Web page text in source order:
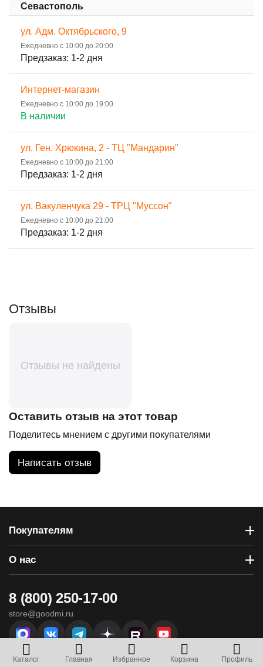
Севастополь
ул. Адм. Октябрьского, 9
Ежедневно с 10:00 до 20:00
Предзаказ: 1-2 дня
Интернет-магазин
Ежедневно с 10:00 до 19:00
В наличии
ул. Ген. Хрюкина, 2 - ТЦ "Мандарин"
Ежедневно с 10:00 до 21:00
Предзаказ: 1-2 дня
ул. Вакуленчука 29 - ТРЦ "Муссон"
Ежедневно с 10:00 до 21:00
Предзаказ: 1-2 дня
Отзывы
Отзывы не найдены
Оставить отзыв на этот товар
Поделитесь мнением с другими покупателями
Написать отзыв
Покупателям
О нас
8 (800) 250-17-00
store@goodmi.ru
г. Севастополь, ул. Вакуленчука, 29 - ТЦ «Муссон»
Главная
Каталог Корзина
Избранное Профиль